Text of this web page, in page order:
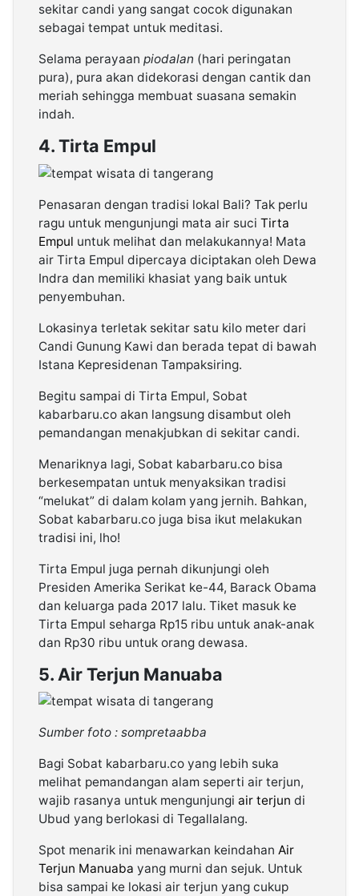
sekitar candi yang sangat cocok digunakan
sebagai tempat untuk meditasi.
Selama perayaan piodalan (hari peringatan
pura), pura akan didekorasi dengan cantik dan
meriah sehingga membuat suasana semakin
indah.
4. Tirta Empul
Penasaran dengan tradisi lokal Bali? Tak perlu
ragu untuk mengunjungi mata air suci Tirta
Empul untuk melihat dan melakukannya! Mata
air Tirta Empul dipercaya diciptakan oleh Dewa
Indra dan memiliki khasiat yang baik untuk
penyembuhan.
Lokasinya terletak sekitar satu kilo meter dari
Candi Gunung Kawi dan berada tepat di bawah
Istana Kepresidenan Tampaksiring.
Begitu sampai di Tirta Empul, Sobat
kabarbaru.co akan langsung disambut oleh
pemandangan menakjubkan di sekitar candi.
Menariknya lagi, Sobat kabarbaru.co bisa
berkesempatan untuk menyaksikan tradisi
“melukat” di dalam kolam yang jernih. Bahkan,
Sobat kabarbaru.co juga bisa ikut melakukan
tradisi ini, lho!
Tirta Empul juga pernah dikunjungi oleh
Presiden Amerika Serikat ke-44, Barack Obama
dan keluarga pada 2017 lalu. Tiket masuk ke
Tirta Empul seharga Rp15 ribu untuk anak-anak
dan Rp30 ribu untuk orang dewasa.
5. Air Terjun Manuaba
Sumber foto : sompretaabba
Bagi Sobat kabarbaru.co yang lebih suka
melihat pemandangan alam seperti air terjun,
wajib rasanya untuk mengunjungi air terjun di
Ubud yang berlokasi di Tegallalang.
Spot menarik ini menawarkan keindahan Air
Terjun Manuaba yang murni dan sejuk. Untuk
bisa sampai ke lokasi air terjun yang cukup